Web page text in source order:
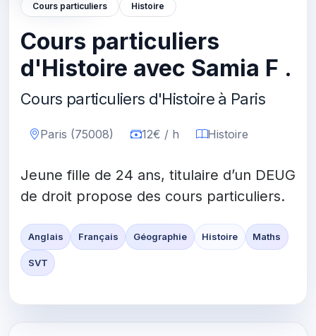
Cours particuliers Histoire
Cours particuliers
d'Histoire avec Samia F .
Cours particuliers d'Histoire à Paris
Paris (75008) 12€ / h Histoire
Jeune fille de 24 ans, titulaire d’un DEUG
de droit propose des cours particuliers.
Anglais Français Géographie Histoire Maths
SVT